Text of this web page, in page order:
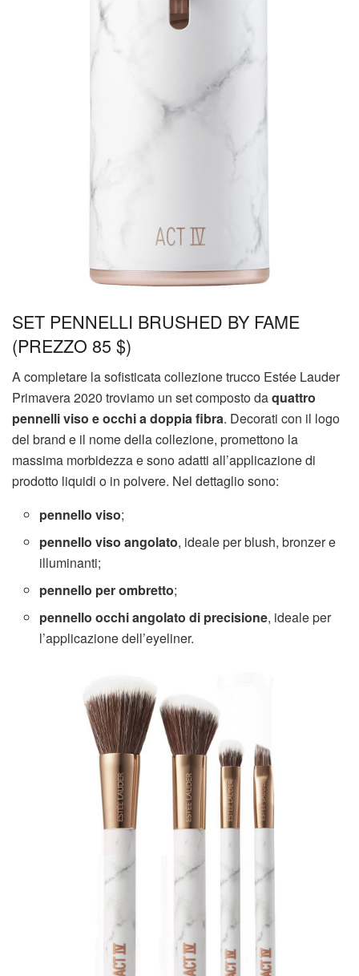
SET PENNELLI BRUSHED BY FAME
(PREZZO 85 $)
A completare la sofisticata collezione trucco Estée Lauder
Primavera 2020 troviamo un set composto daquattro
pennelli viso e occhi a doppia fibra. Decorati con il logo
del brand e il nome della collezione, promettono la
massima morbidezza e sono adatti all’applicazione di
prodotto liquidi o in polvere. Nel dettaglio sono:
pennello viso;
pennello viso angolato, ideale per blush, bronzer e
illuminanti;
pennello per ombretto;
pennello occhi angolato di precisione, ideale per
l’applicazione dell’eyeliner.